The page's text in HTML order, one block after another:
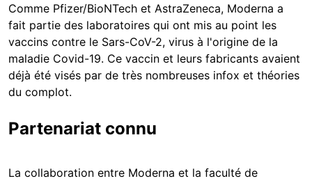
Comme Pfizer/BioNTech et AstraZeneca, Moderna a
fait partie des laboratoires qui ont mis au point les
vaccins contre le Sars-CoV-2, virus à l'origine de la
maladie Covid-19. Ce vaccin et leurs fabricants avaient
déjà été visés par de très nombreuses infox et théories
du complot.
Partenariat connu
La collaboration entre Moderna et la faculté de